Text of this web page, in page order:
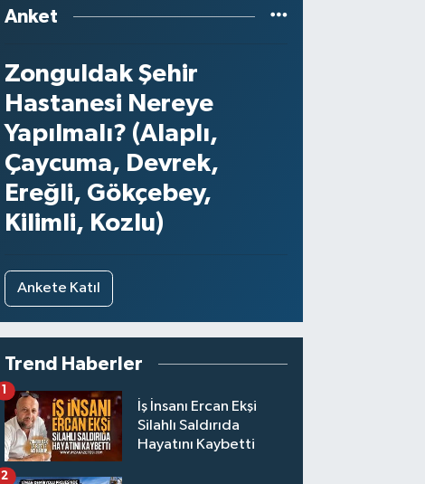
Anket
Zonguldak Şehir
Hastanesi Nereye
Yapılmalı? (Alaplı,
Çaycuma, Devrek,
Ereğli, Gökçebey,
Kilimli, Kozlu)
Ankete Katıl
Trend Haberler
İş İnsanı Ercan Ekşi
Silahlı Saldırıda
Hayatını Kaybetti
1
2